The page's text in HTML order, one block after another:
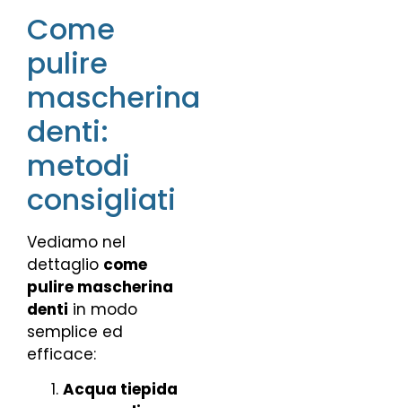
Come
pulire
mascherina
denti:
metodi
consigliati
Vediamo nel
dettaglio come
pulire mascherina
denti in modo
semplice ed
efficace:
Acqua tiepida